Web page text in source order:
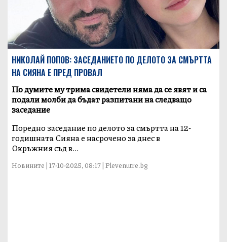
НИКОЛАЙ ПОПОВ: ЗАСЕДАНИЕТО ПО ДЕЛОТО ЗА СМЪРТТА
НА СИЯНА Е ПРЕД ПРОВАЛ
По думите му трима свидетели няма да се явят и са
подали молби да бъдат разпитани на следващо
заседание
Поредно заседание по делото за смъртта на 12-
годишната Сияна е насрочено за днес в
Окръжния съд в...
Новините | 17-10-2025, 08:17 | Plevenutre.bg